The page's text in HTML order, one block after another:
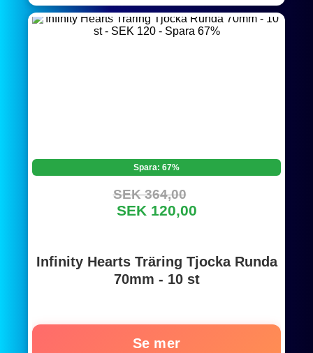
Spara: 67%
SEK 364,00
SEK 120,00
Infinity Hearts Träring Tjocka Runda
70mm - 10 st
Se mer